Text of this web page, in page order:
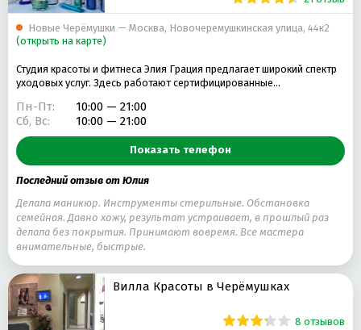
Новые Черёмушки — Москва, Новочеремушкинская улица, 44к2
(открыть на карте)
Студия красоты и фитнеса Элия Грация предлагает широкий спектр
уходовых услуг. Здесь работают сертифицированные…
Пн-Пт:
10:00 — 21:00
Сб, Вс:
10:00 — 21:00
Показать телефон
Последний отзыв от Юлия
Делала маникюр. Инструменты стерильные. Обстановка
семейная. Давно хожу, результат устраивает, в прошлый раз
делала без покрытия. Принимают вовремя. Все мастера
внимательные, быстрые.
Вилла Красоты в Черёмушках
8 отзывов